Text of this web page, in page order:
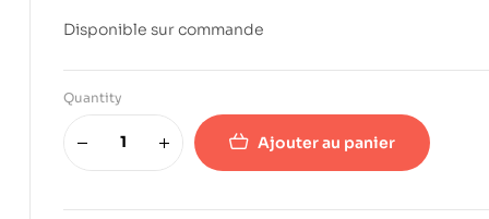
Disponible sur commande
Quantity
Ajouter au panier